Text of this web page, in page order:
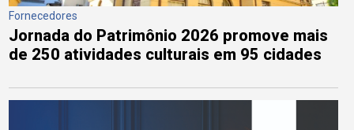
Fornecedores
Jornada do Patrimônio 2026 promove mais
de 250 atividades culturais em 95 cidades